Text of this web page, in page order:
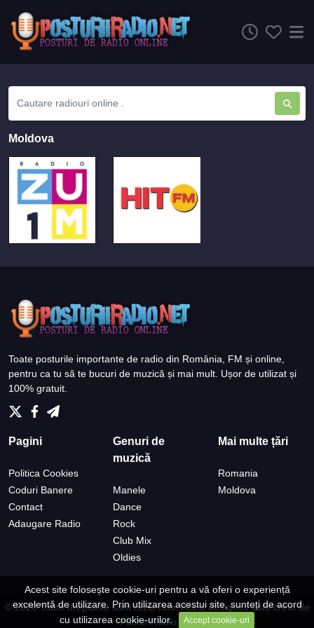
Moldova
Toate posturile importante de radio din România, FM și online,
pentru ca tu să te bucuri de muzică și mai mult. Ușor de utilizat și
100% gratuit.
Pagini
Politica Cookies
Coduri Banere
Contact
Adaugare Radio
Genuri de
muzică
Manele
Dance
Rock
Club Mix
Oldies
Mai multe țări
Romania
Moldova
© 2026 Toate drepturile sunt rezervate.Acest designed este creat de
PosturiRadio.Net
Acest site folosește cookie-uri pentru a vă oferi o experiență
excelentă de utilizare. Prin utilizarea acestui site, sunteți de acord
cu utilizarea cookie-urilor.
Accept cookie-uri